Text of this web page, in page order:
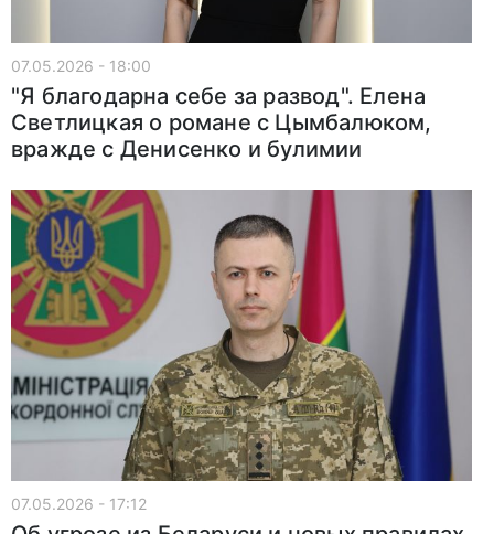
07.05.2026 - 18:00
"Я благодарна себе за развод". Елена
Светлицкая о романе с Цымбалюком,
вражде с Денисенко и булимии
07.05.2026 - 17:12